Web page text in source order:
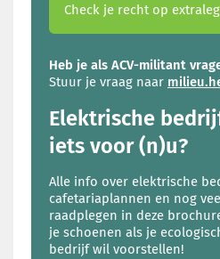
Check je recht op
Heb je als ACV-militant
Stuur je vraag naar
Elektrische
iets voor (n)u?
Alle info over elektrische
cafetariaplannen en nog
raadplegen in deze
je schoenen als je
bedrijf wil voorstellen!